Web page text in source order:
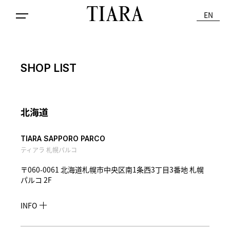
EN
SHOP LIST
北海道
TIARA SAPPORO PARCO
ティアラ 札幌パルコ
〒060-0061 北海道札幌市中央区南1条西3丁目3番地 札幌
パルコ 2F
INFO